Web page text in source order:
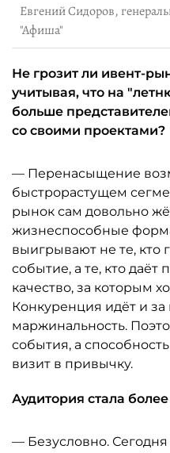
Евгений Сидоров,
"Афиша"
Не грозит ли ивент-
учитывая, что на
больше
со своими проектами?
— Перенасыщение
быстрорастущем
рынок сам довольно
жизнеспособные
выигрывают не те, кто
событие, а те, кто
качество, за которым
Конкуренция идёт и
маржинальность.
события, а
визит в привычку.
Аудитория стала
— Безусловно.